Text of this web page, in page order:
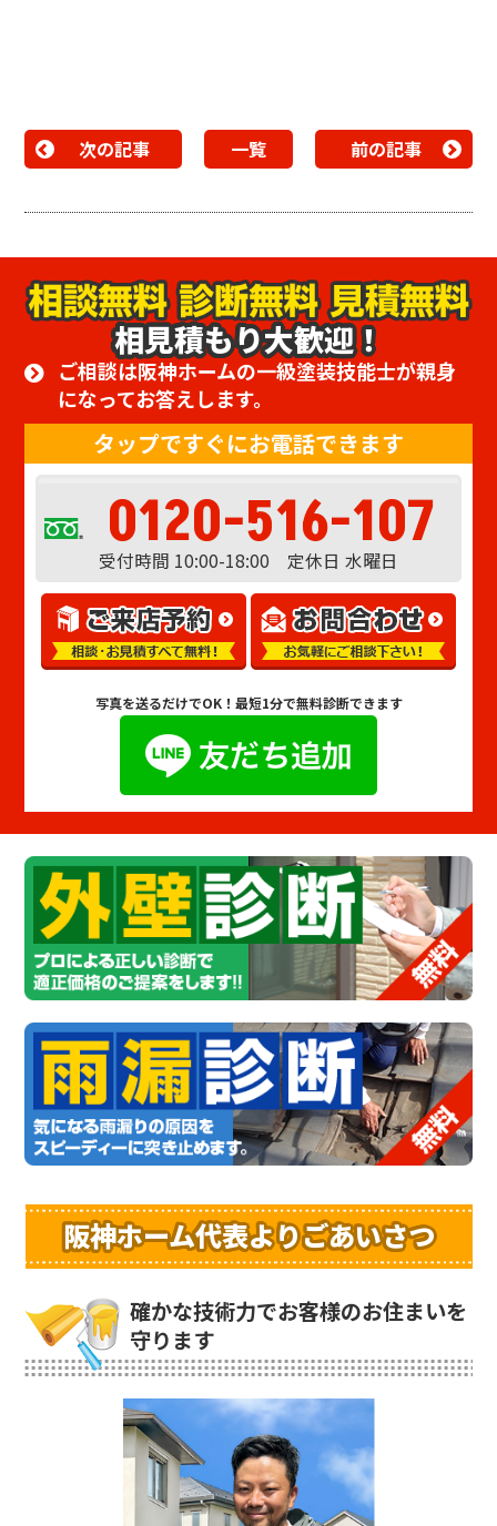
次の記事 一覧 前の記事
相見積もり大歓迎！
ご相談は阪神ホームの一級塗装技能士が親身
になってお答えします。
タップですぐにお電話できます
0120-516-107
受付時間 10:00-18:00 定休日 水曜日
写真を送るだけでOK！ 最短1分で無料診断できます
阪神ホーム代表よりごあいさつ
確かな技術力でお客様のお住まいを
守ります